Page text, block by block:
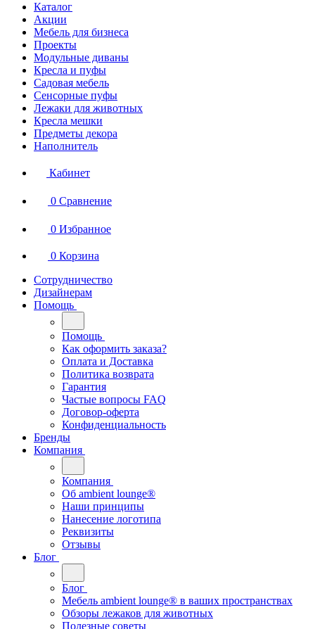
Каталог
Акции
Мебель для бизнеса
Проекты
Модульные диваны
Кресла и пуфы
Садовая мебель
Сенсорные пуфы
Лежаки для животных
Кресла мешки
Предметы декора
Наполнитель
Кабинет
0 Сравнение
0 Избранное
0 Корзина
Сотрудничество
Дизайнерам
Помощь
Помощь
Как оформить заказа?
Оплата и Доставка
Политика возврата
Гарантия
Частые вопросы FAQ
Договор-оферта
Конфиденциальность
Бренды
Компания
Компания
Oб ambient lounge®
Наши принципы
Нанесение логотипа
Реквизиты
Отзывы
Блог
Блог
Мебель ambient lounge® в ваших пространствах
Обзоры лежаков для животных
Полезные советы